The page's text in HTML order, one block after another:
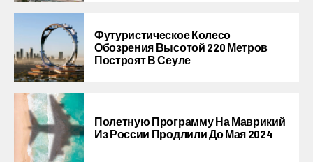
Футуристическое Колесо
Обозрения Высотой 220 Метров
Построят В Сеуле
Полетную Программу На Маврикий
Из России Продлили До Мая 2024